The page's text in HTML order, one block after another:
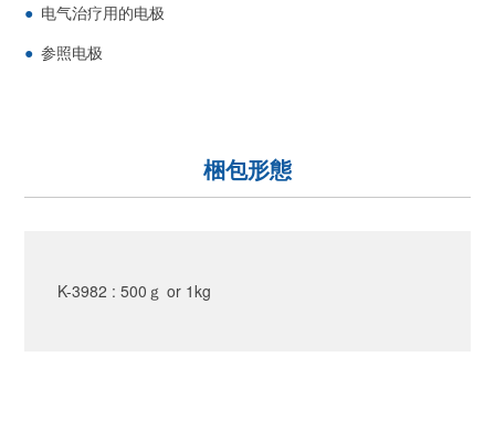
电气治疗用的电极
参照电极
梱包形態
K-3982 : 500ｇ or 1kg